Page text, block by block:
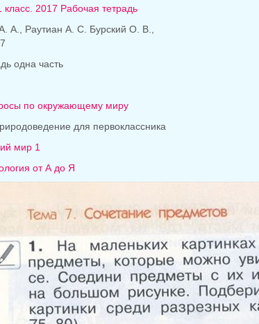
2017 Рабочая тетрадь
А., Раутиан А. С. Бурский О. В.,
одна часть
по окружающему миру
для первоклассника
мир 1
от А до Я